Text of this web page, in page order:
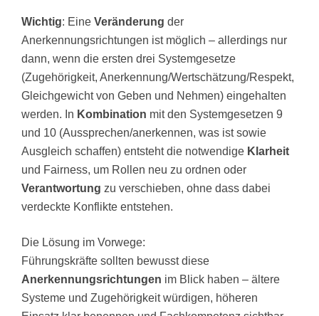
Wichtig: Eine Veränderung der
Anerkennungsrichtungen ist möglich – allerdings nur
dann, wenn die ersten drei Systemgesetze
(Zugehörigkeit, Anerkennung/Wertschätzung/Respekt,
Gleichgewicht von Geben und Nehmen) eingehalten
werden. In Kombination mit den Systemgesetzen 9
und 10 (Aussprechen/anerkennen, was ist sowie
Ausgleich schaffen) entsteht die notwendige Klarheit
und Fairness, um Rollen neu zu ordnen oder
Verantwortung zu verschieben, ohne dass dabei
verdeckte Konflikte entstehen.
Die Lösung im Vorwege:
Führungskräfte sollten bewusst diese
Anerkennungsrichtungen im Blick haben – ältere
Systeme und Zugehörigkeit würdigen, höheren